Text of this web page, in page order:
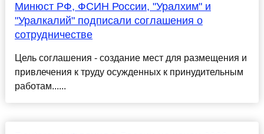
Минюст РФ, ФСИН России, "Уралхим" и
"Уралкалий" подписали соглашения о
сотрудничестве
Цель соглашения - создание мест для размещения и
привлечения к труду осужденных к принудительным
работам......